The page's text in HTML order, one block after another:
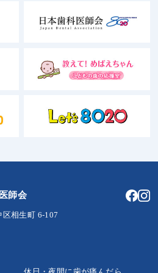
師会
区相生町 6-107